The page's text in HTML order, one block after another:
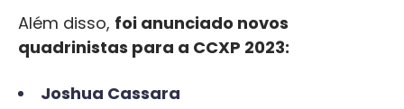
Além disso, foi anunciado novos
quadrinistas para a CCXP 2023:
Joshua Cassara